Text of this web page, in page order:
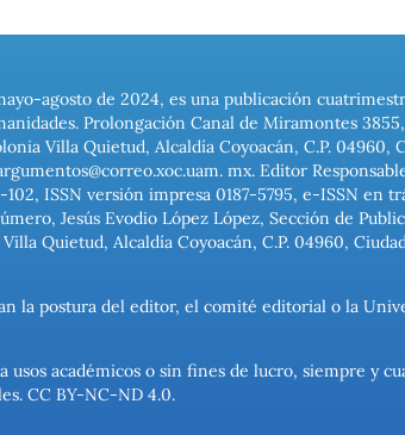
agosto de 2024, es una publicación
Prolongación Canal de Miramontes
Villa Quietud, Alcaldía Coyoacán, C.P.
mx. Editor
ISSN versión impresa 0187-5795, e-ISSN
Jesús Evodio López López, Sección de
Quietud, Alcaldía Coyoacán, C.P. 04960,
la postura del editor, el comité editorial o la
académicos o sin fines de lucro, siempre y
CC BY-NC-ND 4.0.